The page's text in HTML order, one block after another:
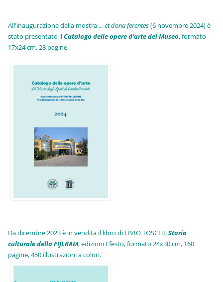
All'inaugurazione della mostra... et dona ferentes(6 novembre 2024) è
stato presentato ilCatalogo delle opere d'arte del Museo, formato
17x24 cm, 28 pagine.
Da dicembre 2023 è in vendita il libro di LIVIO TOSCHI,Storia
culturale della FIJLKAM, edizioni Efesto, formato 24x30 cm, 160
pagine, 450 illustrazioni a colori.